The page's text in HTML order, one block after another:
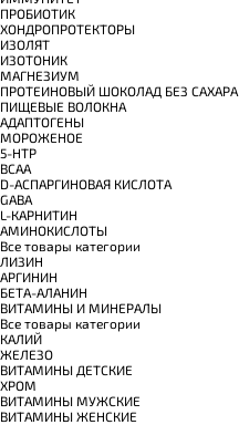
ПРОБИОТИК
ХОНДРОПРОТЕКТОРЫ
ИЗОЛЯТ
ИЗОТОНИК
МАГНЕЗИУМ
ПРОТЕИНОВЫЙ ШОКОЛАД БЕЗ САХАРА
ПИЩЕВЫЕ ВОЛОКНА
АДАПТОГЕНЫ
МОРОЖЕНОЕ
5-HTP
BCAA
D-АСПАРГИНОВАЯ КИСЛОТА
GABA
L-КАРНИТИН
АМИНОКИСЛОТЫ
Все товары категории
ЛИЗИН
АРГИНИН
БЕТА-АЛАНИН
ВИТАМИНЫ И МИНЕРАЛЫ
Все товары категории
КАЛИЙ
ЖЕЛЕЗО
ВИТАМИНЫ ДЕТСКИЕ
ХРОМ
ВИТАМИНЫ МУЖСКИЕ
ВИТАМИНЫ ЖЕНСКИЕ